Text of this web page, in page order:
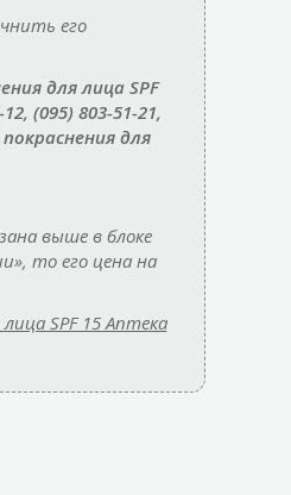
его
для лица SPF
(095) 803-51-21,
для
выше в блоке
то его цена на
SPF 15 Аптека